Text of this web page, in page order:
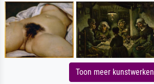
Toon meer kunstwerken